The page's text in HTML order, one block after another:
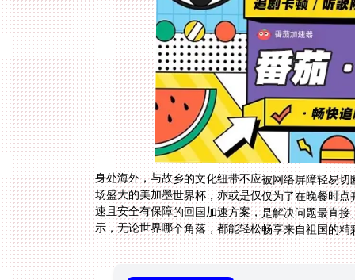
身处海外，与故乡的文化纽带不应被网络屏障轻易
场盛大的美加墨世界杯，亦或是仅仅为了在晚餐时
速且安全有保障的回国加速方案，是解决问题最直
示，无论世界哪个角落，都能轻松畅享来自祖国的精